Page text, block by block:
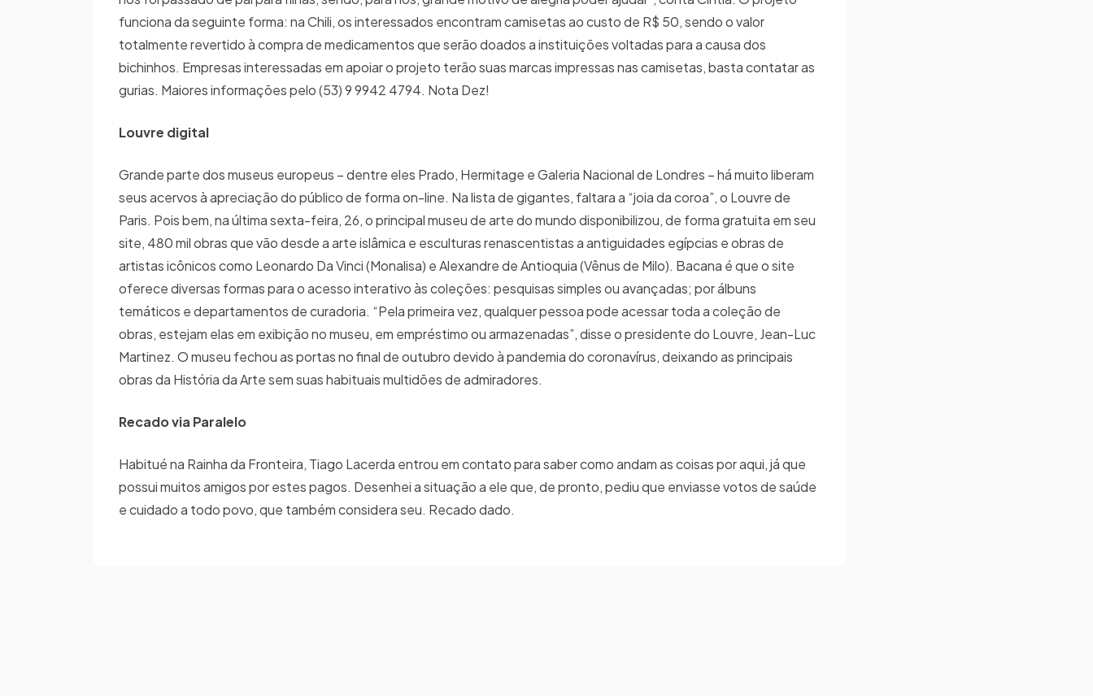
funciona da seguinte forma: na Chili, os interessados encontram camisetas ao custo de R$ 50, sendo o valor
totalmente revertido à compra de medicamentos que serão doados a instituições voltadas para a causa dos
bichinhos. Empresas interessadas em apoiar o projeto terão suas marcas impressas nas camisetas, basta contatar as
gurias. Maiores informações pelo (53) 9 9942 4794. Nota Dez!
Louvre digital
Grande parte dos museus europeus – dentre eles Prado, Hermitage e Galeria Nacional de Londres – há muito liberam
seus acervos à apreciação do público de forma on-line. Na lista de gigantes, faltara a “joia da coroa”, o Louvre de
Paris. Pois bem, na última sexta-feira, 26, o principal museu de arte do mundo disponibilizou, de forma gratuita em seu
site, 480 mil obras que vão desde a arte islâmica e esculturas renascentistas a antiguidades egípcias e obras de
artistas icônicos como Leonardo Da Vinci (Monalisa) e Alexandre de Antioquia (Vênus de Milo). Bacana é que o site
oferece diversas formas para o acesso interativo às coleções: pesquisas simples ou avançadas; por álbuns
temáticos e departamentos de curadoria. “Pela primeira vez, qualquer pessoa pode acessar toda a coleção de
obras, estejam elas em exibição no museu, em empréstimo ou armazenadas”, disse o presidente do Louvre, Jean-Luc
Martinez. O museu fechou as portas no final de outubro devido à pandemia do coronavírus, deixando as principais
obras da História da Arte sem suas habituais multidões de admiradores.
Recado via Paralelo
Habitué na Rainha da Fronteira, Tiago Lacerda entrou em contato para saber como andam as coisas por aqui, já que
possui muitos amigos por estes pagos. Desenhei a situação a ele que, de pronto, pediu que enviasse votos de saúde
e cuidado a todo povo, que também considera seu. Recado dado.